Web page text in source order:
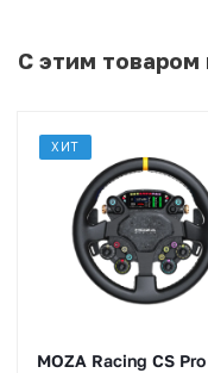
С этим товаром
ХИТ
MOZA Racing CS